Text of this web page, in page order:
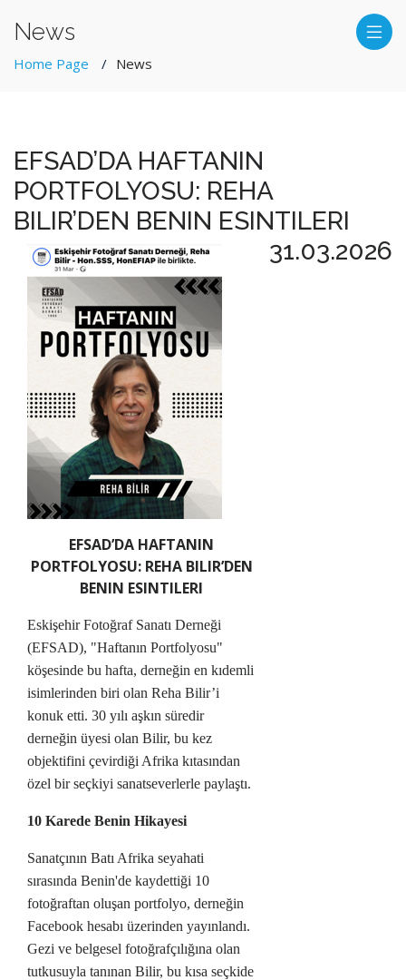
News
Home Page News
EFSAD’DA HAFTANIN
PORTFOLYOSU: REHA
BILIR’DEN BENIN ESINTILERI
31.03.2026
EFSAD’DA HAFTANIN
PORTFOLYOSU: REHA BILIR’DEN
BENIN ESINTILERI
Eskişehir Fotoğraf Sanatı Derneği
(EFSAD), "Haftanın Portfolyosu"
köşesinde bu hafta, derneğin en kıdemli
isimlerinden biri olan Reha Bilir’i
konuk etti. 30 yılı aşkın süredir
derneğin üyesi olan Bilir, bu kez
objektifini çevirdiği Afrika kıtasından
özel bir seçkiyi sanatseverlerle paylaştı.
10 Karede Benin Hikayesi
Sanatçının Batı Afrika seyahati
sırasında Benin'de kaydettiği 10
fotoğraftan oluşan portfolyo, derneğin
Facebook hesabı üzerinden yayınlandı.
Gezi ve belgesel fotoğrafçılığına olan
tutkusuyla tanınan Bilir, bu kısa seçkide